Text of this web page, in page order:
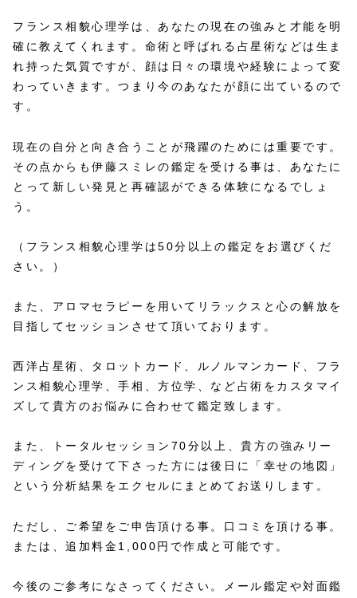
フランス相貌心理学は、あなたの現在の強みと才能を明
確に教えてくれます。命術と呼ばれる占星術などは生ま
れ持った気質ですが、顔は日々の環境や経験によって変
わっていきます。つまり今のあなたが顔に出ているので
す。
現在の自分と向き合うことが飛躍のためには重要です。
その点からも伊藤スミレの鑑定を受ける事は、あなたに
とって新しい発見と再確認ができる体験になるでしょ
う。
（フランス相貌心理学は50分以上の鑑定をお選びくだ
さい。）
また、アロマセラピーを用いてリラックスと心の解放を
目指してセッションさせて頂いております。
西洋占星術、タロットカード、ルノルマンカード、フラ
ンス相貌心理学、手相、方位学、など占術をカスタマイ
ズして貴方のお悩みに合わせて鑑定致します。
また、トータルセッション70分以上、貴方の強みリー
ディングを受けて下さった方には後日に「幸せの地図」
という分析結果をエクセルにまとめてお送りします。
ただし、ご希望をご申告頂ける事。口コミを頂ける事。
または、追加料金1,000円で作成と可能です。
今後のご参考になさってください。メール鑑定や対面鑑